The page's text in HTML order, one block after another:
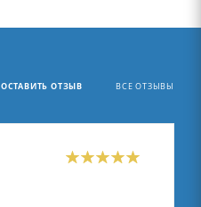
ВСЕ ОТЗЫВЫ
ОСТАВИТЬ ОТЗЫВ